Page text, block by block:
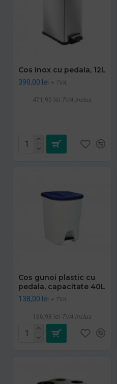
Cos inox cu pedala, 12L
390,00 lei + TVA
471,90 lei TVA inclus
Cos gunoi plastic cu
pedala, capacitate 40L
138,00 lei + TVA
166,98 lei TVA inclus